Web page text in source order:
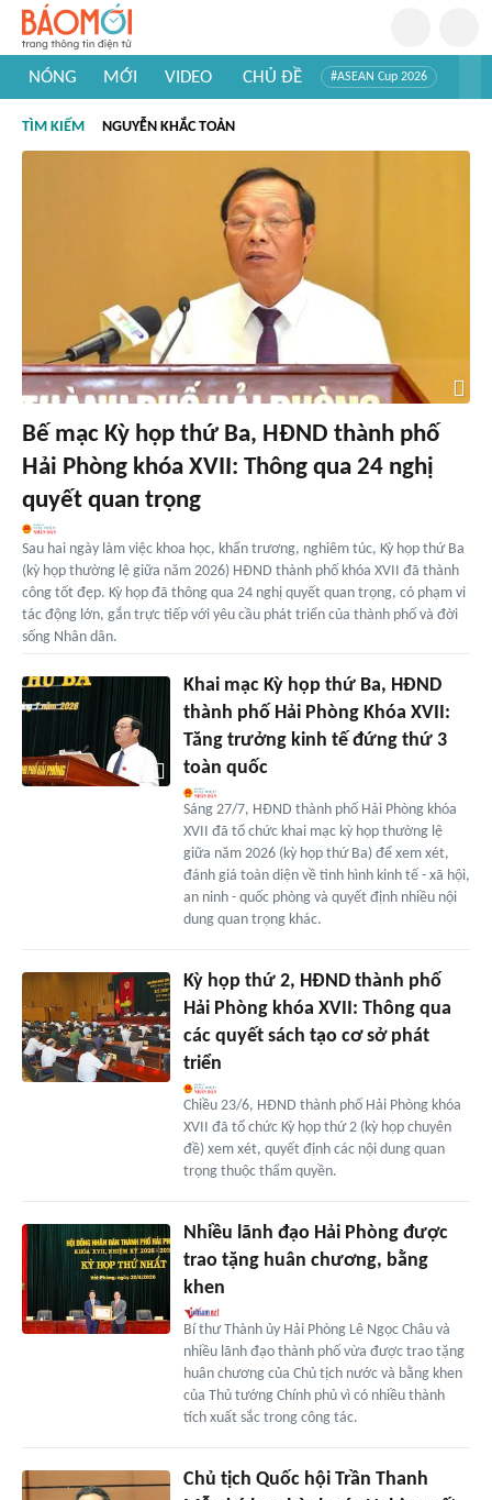
NÓNG MỚI VIDEO CHỦ ĐỀ #ASEAN Cup 2026
#Khám phá thế giới
TÌM KIẾM NGUYỄN KHẮC TOẢN
Bế mạc Kỳ họp thứ Ba, HĐND thành phố
Hải Phòng khóa XVII: Thông qua 24 nghị
quyết quan trọng
Sau hai ngày làm việc khoa học, khẩn trương, nghiêm túc, Kỳ họp thứ Ba
(kỳ họp thường lệ giữa năm 2026) HĐND thành phố khóa XVII đã thành
công tốt đẹp. Kỳ họp đã thông qua 24 nghị quyết quan trọng, có phạm vi
tác động lớn, gắn trực tiếp với yêu cầu phát triển của thành phố và đời
sống Nhân dân.
Khai mạc Kỳ họp thứ Ba, HĐND
thành phố Hải Phòng Khóa XVII:
Tăng trưởng kinh tế đứng thứ 3
toàn quốc
Sáng 27/7, HĐND thành phố Hải Phòng khóa
XVII đã tổ chức khai mạc kỳ họp thường lệ
giữa năm 2026 (kỳ họp thứ Ba) để xem xét,
đánh giá toàn diện về tình hình kinh tế - xã hội,
an ninh - quốc phòng và quyết định nhiều nội
dung quan trọng khác.
Kỳ họp thứ 2, HĐND thành phố
Hải Phòng khóa XVII: Thông qua
các quyết sách tạo cơ sở phát
triển
Chiều 23/6, HĐND thành phố Hải Phòng khóa
XVII đã tổ chức Kỳ họp thứ 2 (kỳ họp chuyên
đề) xem xét, quyết định các nội dung quan
trọng thuộc thẩm quyền.
Nhiều lãnh đạo Hải Phòng được
trao tặng huân chương, bằng
khen
Bí thư Thành ủy Hải Phòng Lê Ngọc Châu và
nhiều lãnh đạo thành phố vừa được trao tặng
huân chương của Chủ tịch nước và bằng khen
của Thủ tướng Chính phủ vì có nhiều thành
tích xuất sắc trong công tác.
Chủ tịch Quốc hội Trần Thanh